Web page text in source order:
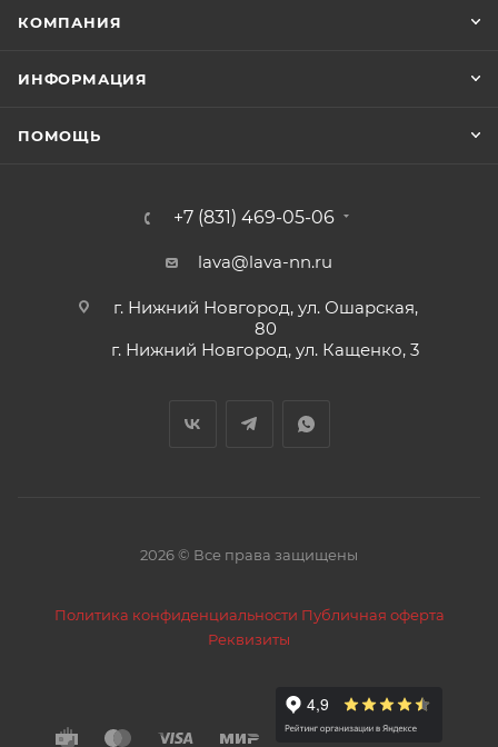
КОМПАНИЯ
ИНФОРМАЦИЯ
ПОМОЩЬ
+7 (831) 469-05-06
lava@lava-nn.ru
г. Нижний Новгород, ул. Ошарская,
80
г. Нижний Новгород, ул. Кащенко, 3
2026 © Все права защищены
Политика конфиденциальности Публичная оферта
Реквизиты